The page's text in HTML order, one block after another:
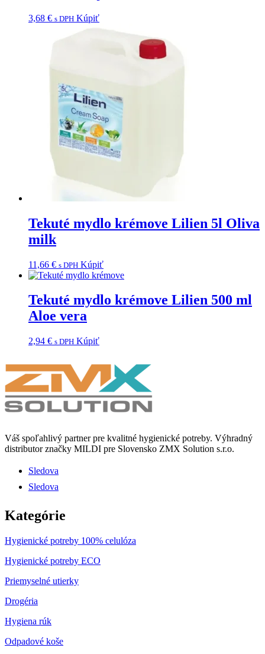
3,68 € s DPH Kúpiť
Tekuté mydlo krémove Lilien 5l Oliva
milk
11,66 € s DPH Kúpiť
Tekuté mydlo krémove Lilien 500 ml
Aloe vera
2,94 € s DPH Kúpiť
Váš spoľahlivý partner pre kvalitné hygienické potreby. Výhradný
distributor značky MILDI pre Slovensko ZMX Solution s.r.o.
Sledova
Sledova
Kategórie
Hygienické potreby 100% celulóza
Hygienické potreby ECO
Priemyselné utierky
Drogéria
Hygiena rúk
Odpadové koše